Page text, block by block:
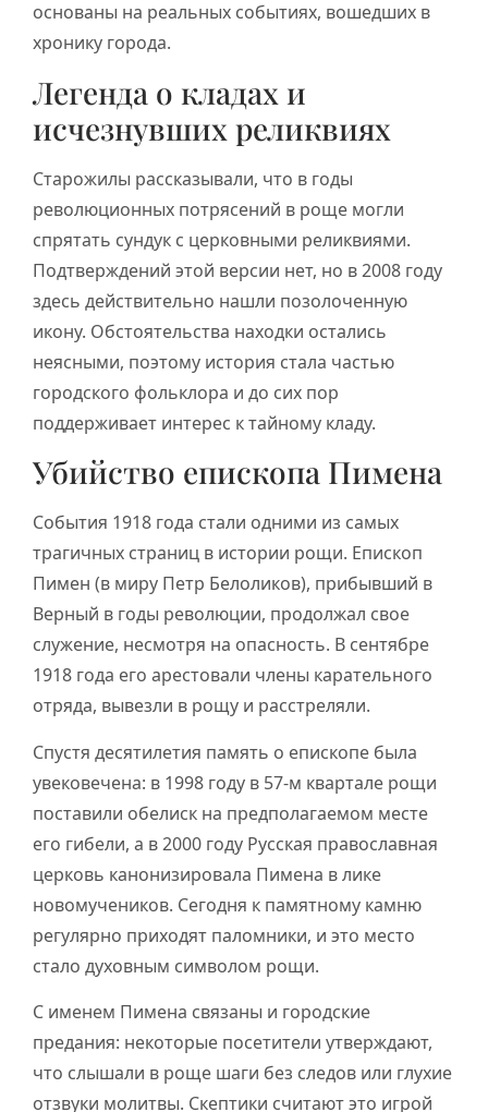
основаны на реальных событиях, вошедших в
хронику города.
Легенда о кладах и
исчезнувших реликвиях
Старожилы рассказывали, что в годы
революционных потрясений в роще могли
спрятать сундук с церковными реликвиями.
Подтверждений этой версии нет, но в 2008 году
здесь действительно нашли позолоченную
икону. Обстоятельства находки остались
неясными, поэтому история стала частью
городского фольклора и до сих пор
поддерживает интерес к тайному кладу.
Убийство епископа Пимена
События 1918 года стали одними из самых
трагичных страниц в истории рощи. Епископ
Пимен (в миру Петр Белоликов), прибывший в
Верный в годы революции, продолжал свое
служение, несмотря на опасность. В сентябре
1918 года его арестовали члены карательного
отряда, вывезли в рощу и расстреляли.
Спустя десятилетия память о епископе была
увековечена: в 1998 году в 57-м квартале рощи
поставили обелиск на предполагаемом месте
его гибели, а в 2000 году Русская православная
церковь канонизировала Пимена в лике
новомучеников. Сегодня к памятному камню
регулярно приходят паломники, и это место
стало духовным символом рощи.
С именем Пимена связаны и городские
предания: некоторые посетители утверждают,
что слышали в роще шаги без следов или глухие
отзвуки молитвы. Скептики считают это игрой